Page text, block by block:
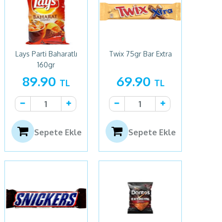
Lays Parti Baharatlı
160gr
89.90 TL
Sepete Ekle
Twix 75gr Bar Extra
69.90 TL
Sepete Ekle